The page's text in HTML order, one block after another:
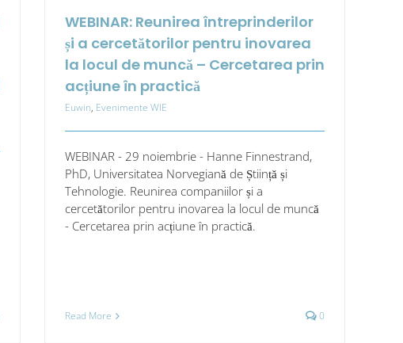
WEBINAR: Reunirea întreprinderilor
și a cercetătorilor pentru inovarea
la locul de muncă – Cercetarea prin
acțiune în practică
Euwin, Evenimente WIE
WEBINAR - 29 noiembrie - Hanne Finnestrand,
PhD, Universitatea Norvegiană de Știință și
Tehnologie. Reunirea companiilor și a
cercetătorilor pentru inovarea la locul de muncă
- Cercetarea prin acțiune în practică.
Read More 0